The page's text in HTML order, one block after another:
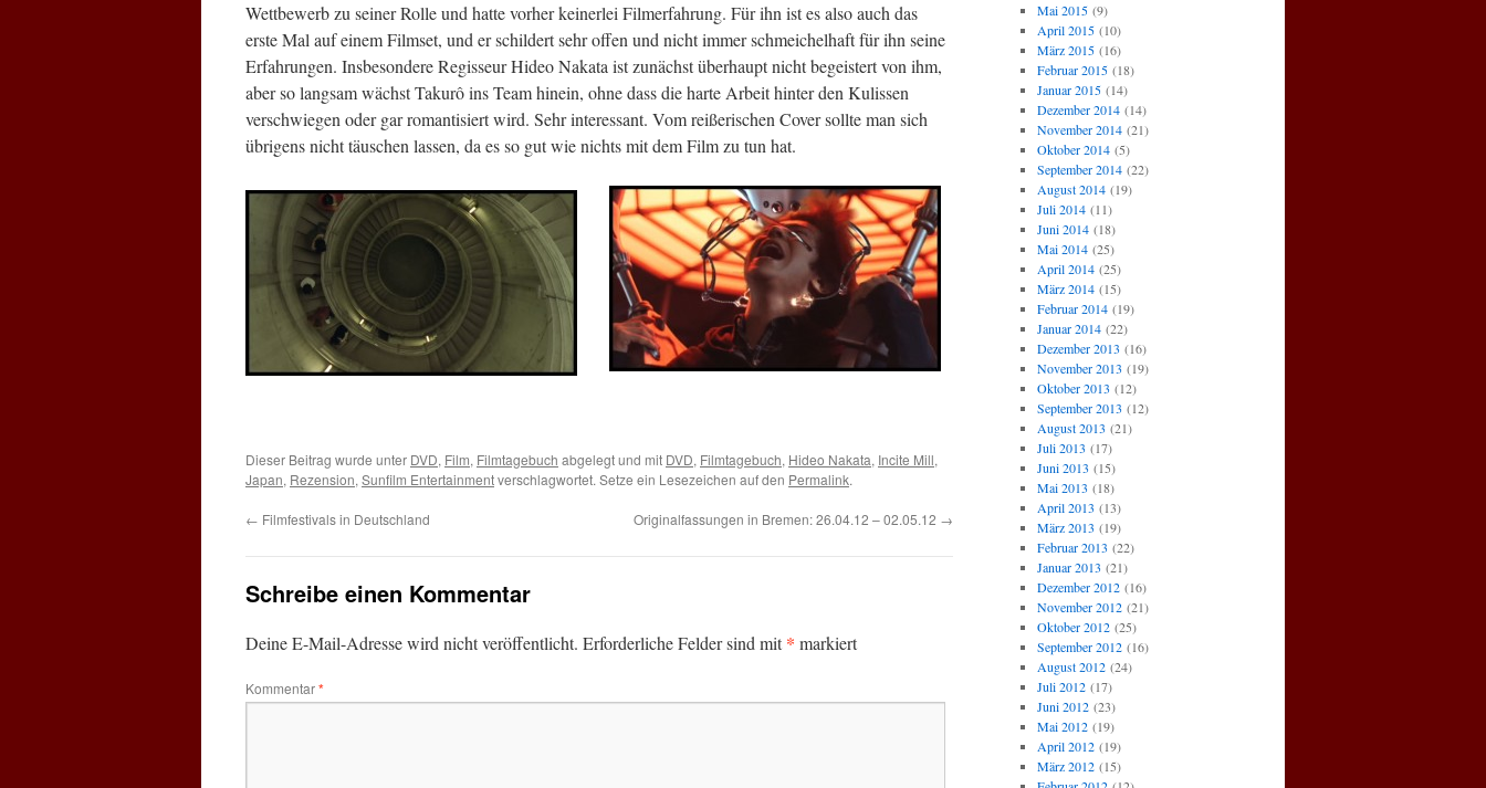
Wettbewerb zu seiner Rolle und hatte vorher keinerlei Filmerfahrung. Für ihn ist es also auch das
erste Mal auf einem Filmset, und er schildert sehr offen und nicht immer schmeichelhaft für ihn seine
Erfahrungen. Insbesondere Regisseur Hideo Nakata ist zunächst überhaupt nicht begeistert von ihm,
aber so langsam wächst Takurô ins Team hinein, ohne dass die harte Arbeit hinter den Kulissen
verschwiegen oder gar romantisiert wird. Sehr interessant. Vom reißerischen Cover sollte man sich
übrigens nicht täuschen lassen, da es so gut wie nichts mit dem Film zu tun hat.
Dieser Beitrag wurde unter DVD, Film, Filmtagebuch abgelegt und mit DVD, Filmtagebuch, Hideo Nakata, Incite Mill,
Japan, Rezension, Sunfilm Entertainmentverschlagwortet. Setze ein Lesezeichen auf den Permalink.
← Filmfestivals in Deutschland Originalfassungen in Bremen: 26.04.12 – 02.05.12 →
Schreibe einen Kommentar
Deine E-Mail-Adresse wird nicht veröffentlicht. Erforderliche Felder sind mit* markiert
Kommentar*
Mai 2015(9)
April 2015(10)
März 2015(16)
Februar 2015(18)
Januar 2015(14)
Dezember 2014(14)
November 2014(21)
Oktober 2014(5)
September 2014(22)
August 2014(19)
Juli 2014(11)
Juni 2014(18)
Mai 2014(25)
April 2014(25)
März 2014(15)
Februar 2014(19)
Januar 2014(22)
Dezember 2013 (16)
November 2013 (19)
Oktober 2013 (12)
September 2013 (12)
August 2013 (21)
Juli 2013 (17)
Juni 2013 (15)
Mai 2013 (18)
April 2013 (13)
März 2013 (19)
Februar 2013 (22)
Januar 2013 (21)
Dezember 2012(16)
November 2012(21)
Oktober 2012(25)
September 2012(16)
August 2012(24)
Juli 2012(17)
Juni 2012(23)
Mai 2012(19)
April 2012(19)
März 2012(15)